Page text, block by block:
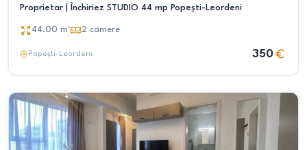
Proprietar | Închiriez STUDIO 44 mp Popești-Leordeni
44.00 m² 2 camere
Popești-Leordeni 350